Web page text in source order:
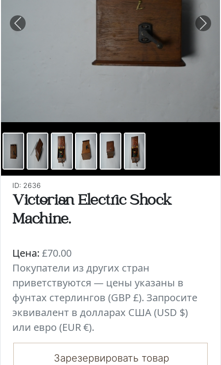
Previous
ID: 2636
Victorian Electric Shock
Machine.
Цена: £70.00
Покупатели из других стран
приветствуются — цены указаны в
фунтах стерлингов (GBP £). Запросите
эквивалент в долларах США (USD $)
или евро (EUR €).
Зарезервировать товар